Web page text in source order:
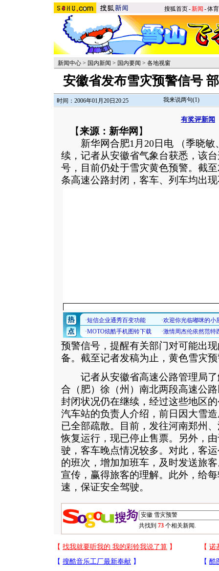
搜狐首页-新闻 -体育
新闻中心 > 国内新闻 > 国内要闻 > 各地视窗
安徽省发布雪灾预警信号
时间：2006年01月20日20:25 我来说两句(1)
有奖评新闻
【来源：新华网 】
新华网合肥1月20日电 （季晓敏
续，记者从安徽省气象台获悉，该
号，目前仍处于雪灾黄色预警。截
条高速公路封闭，客车、列车均出
预警信号，提醒有关部门对可能出
备。截至记者发稿为止，黄色雪灾
记者从安徽省高速公路管理局了
合（肥）徐（州）南北两段高速公
封闭状况仍在继续，经过这些地区
汽车站的负责人介绍，前日因大雪
已全部疏散。目前，发往河南郑州
恢复运行，现已停止售票。另外，
驶，客车晚点情况较多。对此，客
的班次，增加加班车，及时发送旅
宣传，赢得旅客的理解。此外，给
速，保证安全驾驶。
共找到 73 个相关新闻.